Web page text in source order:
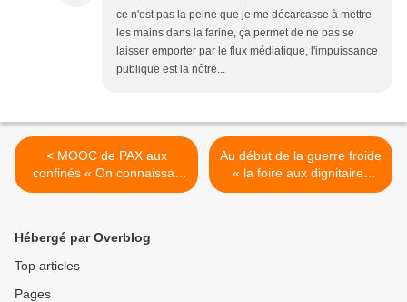
ce n'est pas la peine que je me décarcasse à mettre
les mains dans la farine, ça permet de ne pas se
laisser emporter par le flux médiatique, l'impuissance
publique est la nôtre...
< MOOC de PAX aux
confinés « On connaissait
déjà les buveurs d’étiquette.
signatures » L’homme au
casque d’or, les critiques et
Au début de la guerre froide
« la foire aux dignitaires
nazis » fut ouverte :
Hébergé par Overblog
Top articles
Pages